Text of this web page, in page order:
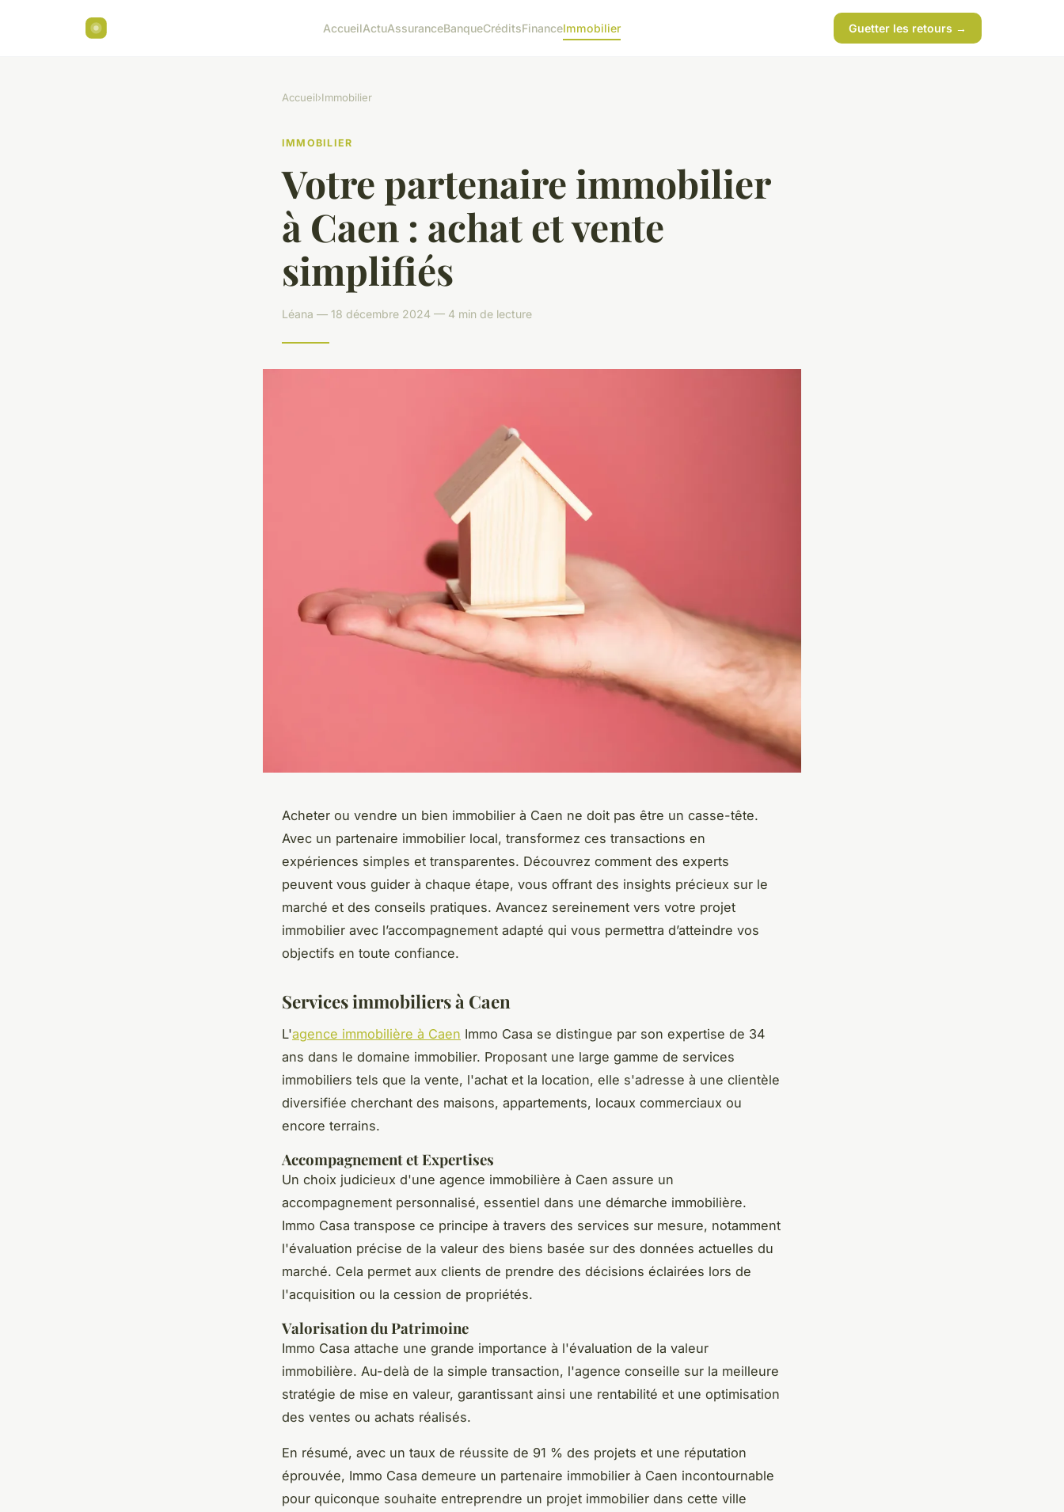
AccueilActuAssuranceBanqueCréditsFinanceImmobilier Guetter les retours →
Accueil›Immobilier
IMMOBILIER
Votre partenaire immobilier
à Caen : achat et vente
simplifiés
Léana — 18 décembre 2024 — 4 min de lecture
Acheter ou vendre un bien immobilier à Caen ne doit pas être un casse-tête.
Avec un partenaire immobilier local, transformez ces transactions en
expériences simples et transparentes. Découvrez comment des experts
peuvent vous guider à chaque étape, vous offrant des insights précieux sur le
marché et des conseils pratiques. Avancez sereinement vers votre projet
immobilier avec l’accompagnement adapté qui vous permettra d’atteindre vos
objectifs en toute confiance.
Services immobiliers à Caen
L'agence immobilière à Caen Immo Casa se distingue par son expertise de 34
ans dans le domaine immobilier. Proposant une large gamme de services
immobiliers tels que la vente, l'achat et la location, elle s'adresse à une clientèle
diversifiée cherchant des maisons, appartements, locaux commerciaux ou
encore terrains.
Accompagnement et Expertises
Un choix judicieux d'une agence immobilière à Caen assure un
accompagnement personnalisé, essentiel dans une démarche immobilière.
Immo Casa transpose ce principe à travers des services sur mesure, notamment
l'évaluation précise de la valeur des biens basée sur des données actuelles du
marché. Cela permet aux clients de prendre des décisions éclairées lors de
l'acquisition ou la cession de propriétés.
Valorisation du Patrimoine
Immo Casa attache une grande importance à l'évaluation de la valeur
immobilière. Au-delà de la simple transaction, l'agence conseille sur la meilleure
stratégie de mise en valeur, garantissant ainsi une rentabilité et une optimisation
des ventes ou achats réalisés.
En résumé, avec un taux de réussite de 91 % des projets et une réputation
éprouvée, Immo Casa demeure un partenaire immobilier à Caen incontournable
pour quiconque souhaite entreprendre un projet immobilier dans cette ville